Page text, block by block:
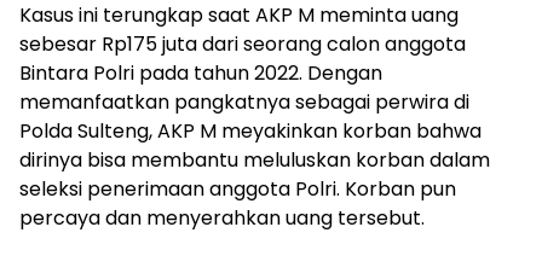
Kasus ini terungkap saat AKP M meminta uang
sebesar Rp175 juta dari seorang calon anggota
Bintara Polri pada tahun 2022. Dengan
memanfaatkan pangkatnya sebagai perwira di
Polda Sulteng, AKP M meyakinkan korban bahwa
dirinya bisa membantu meluluskan korban dalam
seleksi penerimaan anggota Polri. Korban pun
percaya dan menyerahkan uang tersebut.